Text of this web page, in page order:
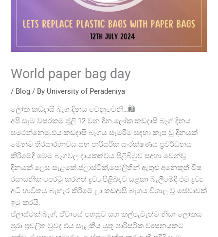
World paper bag day
/ Blog / By University of Peradeniya
ලෝක කඩදාසි බෑග දිනය වෙනුවෙනි…🛍
අපි සෑම වසරකම ජූලි 12 වන දින ලෝක කඩදාසි බෑග් දිනය
සමරන්නෙමු.එය කඩදාසි බෑගය සැමරීම සඳහා කැප වූ දිනයක්
මෙන්ම තිරසාරභාවය සහ පාරිසරික සංරක්ෂණය ප්‍රවර්ධනය
කිරීමේදී මෙම බෑගවල දායකත්වය පිළිබිඹුව සඳහා වෙන්වූ
දිනයක් ලෙස සැළකේ.ප්ලාස්ටික්,පොලිතීන් ඇතුළු අනෙකුත් විෂ
රසායනික පෙරටු කරගත් ද්‍රව්‍ය පිළිබඳව සළකා බැලීමේදී එම ද්‍රව්‍ය
අධි භාවිතය බැහැර කිරීමේ ලා කඩදාසි බෑගය විශාල වූ සේවාවක්
ඉටු කරයි.
ප්ලාස්ටික් බෑග්, ඒවායේ පහසුව සහ කල්පැවැත්ම නිසා ලෝකය
පුරා ප්‍රචලිත වුවද එය සැළකිය යුතු පාරිසරික ව්‍යසනයකට